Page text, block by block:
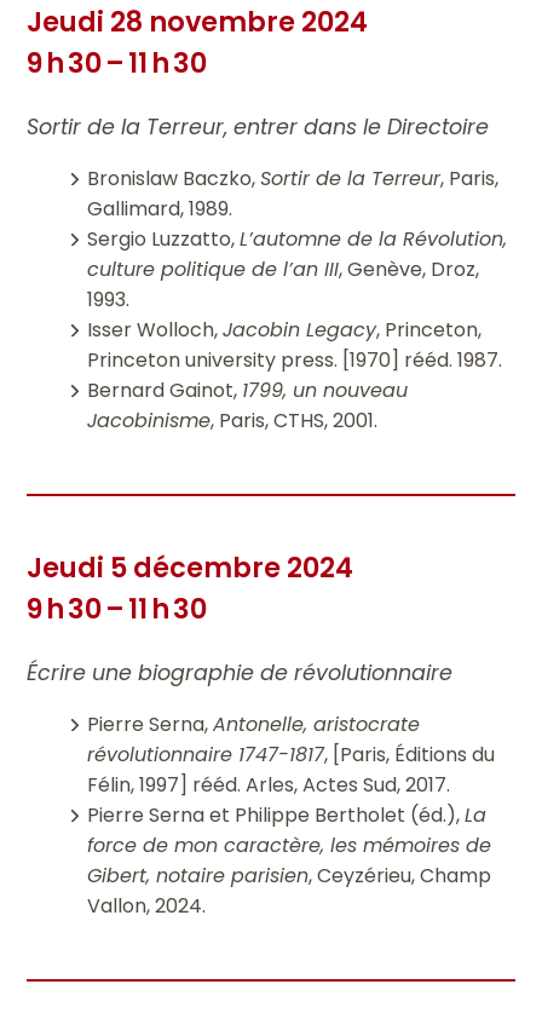
Jeudi 28 novembre 2024
9 h 30 – 11 h 30
Sortir de la Terreur, entrer dans le Directoire
Bronislaw Baczko,Sortir de la Terreur, Paris,
Gallimard, 1989.
Sergio Luzzatto,L’automne de la Révolution,
culture politique de l’an III, Genève, Droz,
1993.
Isser Wolloch,Jacobin Legacy, Princeton,
Princeton university press. [1970] rééd. 1987.
Bernard Gainot, 1799, un nouveau
Jacobinisme, Paris, CTHS, 2001.
Jeudi 5 décembre 2024
9 h 30 – 11 h 30
Écrire une biographie de révolutionnaire
Pierre Serna,Antonelle, aristocrate
révolutionnaire 1747-1817, [Paris, Éditions du
Félin, 1997] rééd. Arles, Actes Sud, 2017.
Pierre Serna et Philippe Bertholet (éd.),La
force de mon caractère, les mémoires de
Gibert, notaire parisien, Ceyzérieu, Champ
Vallon, 2024.